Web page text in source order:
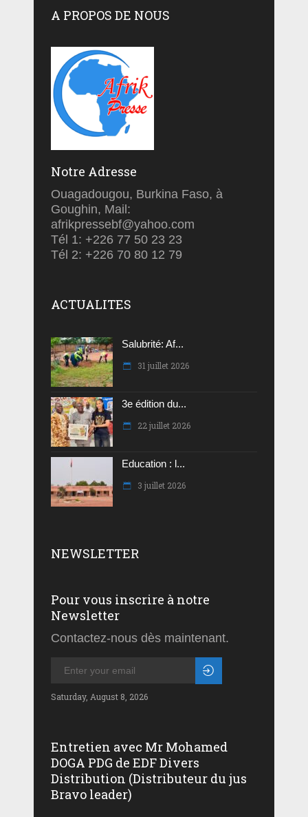
A PROPOS DE NOUS
Notre Adresse
Ouagadougou, Burkina Faso, à
Goughin, Mail:
afrikpressebf@yahoo.com
Tél 1: +226 77 50 23 23
Tél 2: +226 70 80 12 79
ACTUALITES
Salubrité: Af...
31 juillet 2026
3e édition du...
22 juillet 2026
Education : l...
3 juillet 2026
NEWSLETTER
Pour vous inscrire à notre
Newsletter
Contactez-nous dès maintenant.
Saturday, August 8, 2026
Entretien avec Mr Mohamed
DOGA PDG de EDF Divers
Distribution (Distributeur du jus
Bravo leader)